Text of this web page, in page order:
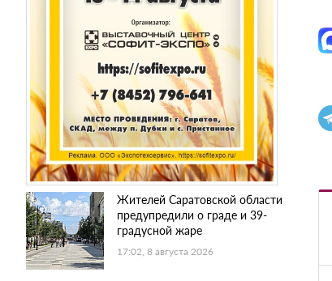
Жителей Саратовской области
предупредили о граде и 39-
градусной жаре
17:02, 8 августа 2026